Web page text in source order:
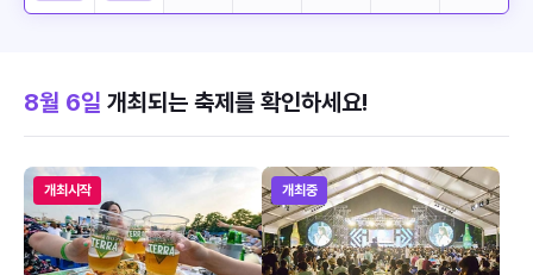
8월 6일 개최되는 축제를 확인하세요!
개최시작 개최중